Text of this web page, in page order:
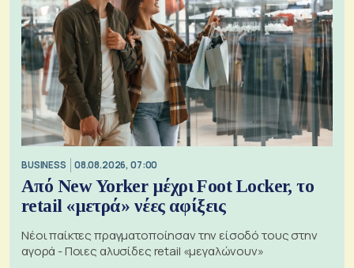
BUSINESS 08.08.2026, 07:00
Από New Yorker μέχρι Foot Locker, το
retail «μετρά» νέες αφίξεις
Νέοι παίκτες πραγματοποίησαν την είσοδό τους στην
αγορά - Ποιες αλυσίδες retail «μεγαλώνουν»